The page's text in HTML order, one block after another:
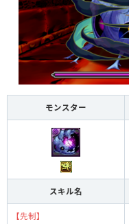
モンスター
スキル名
【先制】